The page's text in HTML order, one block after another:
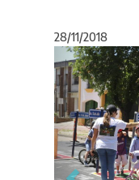
28/11/2018
Anterior